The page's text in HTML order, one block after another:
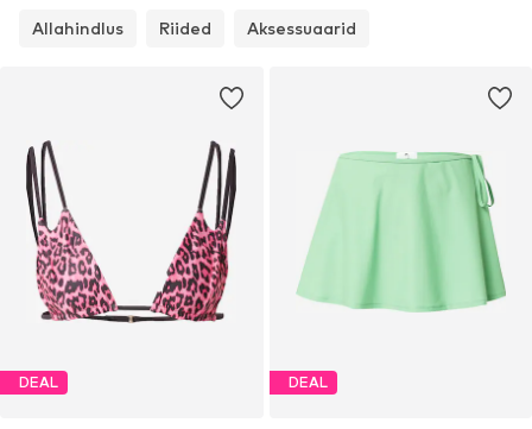
Allahindlus Riided Aksessuaarid
DEAL DEAL